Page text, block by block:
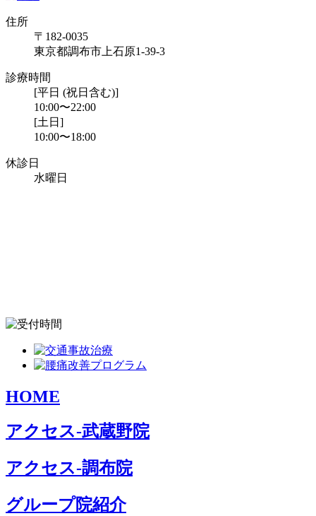
住所
〒182-0035
東京都調布市上石原1-39-3
診療時間
[平日 (祝日含む)]
10:00〜22:00
[土日]
10:00〜18:00
休診日
水曜日
HOME
アクセス-武蔵野院
アクセス-調布院
グループ院紹介